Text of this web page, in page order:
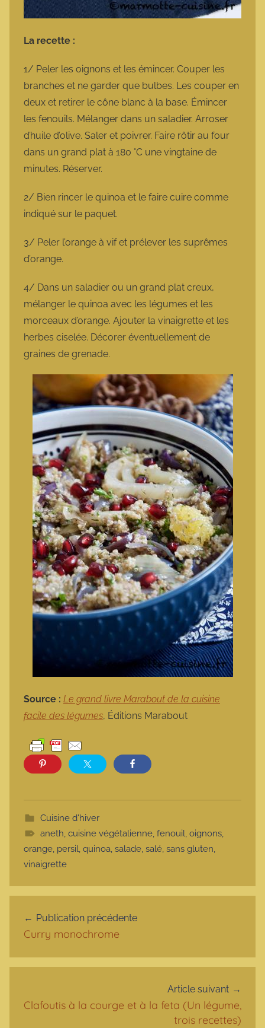
La recette :
1/ Peler les oignons et les émincer. Couper les
branches et ne garder que bulbes. Les couper en
deux et retirer le cône blanc à la base. Émincer
les fenouils. Mélanger dans un saladier. Arroser
d’huile d’olive. Saler et poivrer. Faire rôtir au four
dans un grand plat à 180 °C une vingtaine de
minutes. Réserver.
2/ Bien rincer le quinoa et le faire cuire comme
indiqué sur le paquet.
3/ Peler l’orange à vif et prélever les suprêmes
d’orange.
4/ Dans un saladier ou un grand plat creux,
mélanger le quinoa avec les légumes et les
morceaux d’orange. Ajouter la vinaigrette et les
herbes ciselée. Décorer éventuellement de
graines de grenade.
Source : Le grand livre Marabout de la cuisine
facile des légumes, Éditions Marabout
Cuisine d'hiver
aneth, cuisine végétalienne, fenouil, oignons,
orange, persil, quinoa, salade, salé, sans gluten,
vinaigrette
Publication précédente
Curry monochrome
Article suivant
Clafoutis à la courge et à la feta (Un légume,
trois recettes)